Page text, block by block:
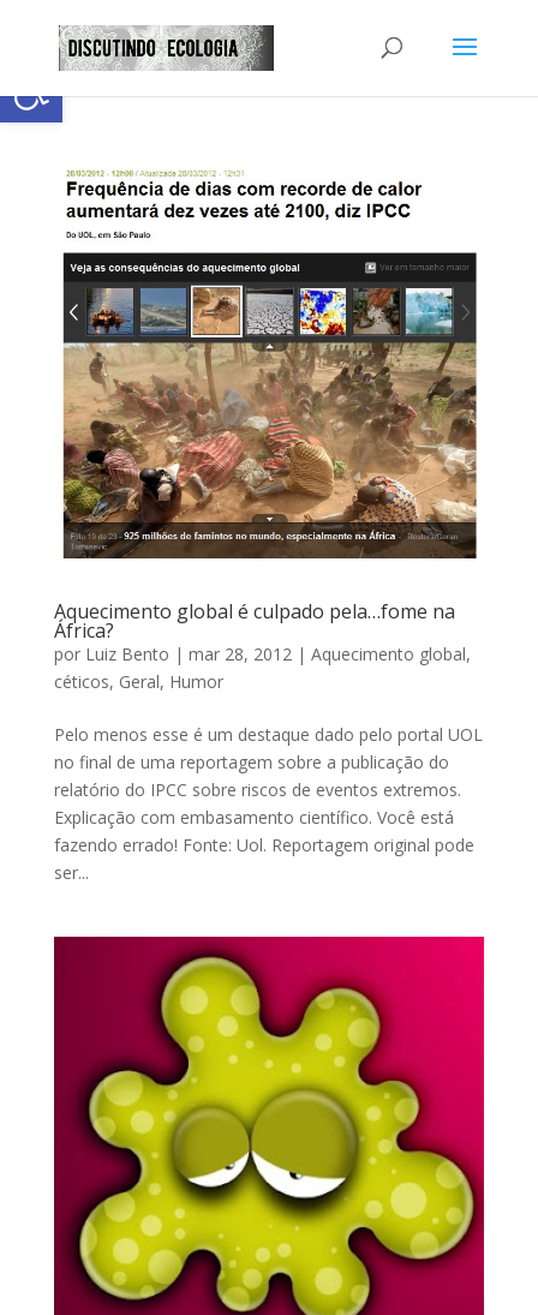
Abrir a barra de ferramentas
Aquecimento global é culpado pela…fome na
África?
por Luiz Bento | mar 28, 2012 | Aquecimento global,
céticos, Geral, Humor
Pelo menos esse é um destaque dado pelo portal UOL
no final de uma reportagem sobre a publicação do
relatório do IPCC sobre riscos de eventos extremos.
Explicação com embasamento científico. Você está
fazendo errado! Fonte: Uol. Reportagem original pode
ser...